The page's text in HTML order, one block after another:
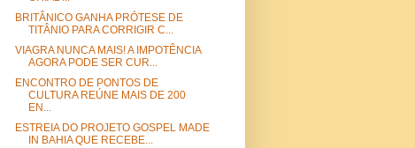
BRITÂNICO GANHA PRÓTESE DE
TITÂNIO PARA CORRIGIR C...
VIAGRA NUNCA MAIS! A IMPOTÊNCIA
AGORA PODE SER CUR...
ENCONTRO DE PONTOS DE
CULTURA REÚNE MAIS DE 200
EN...
ESTREIA DO PROJETO GOSPEL MADE
IN BAHIA QUE RECEBE...